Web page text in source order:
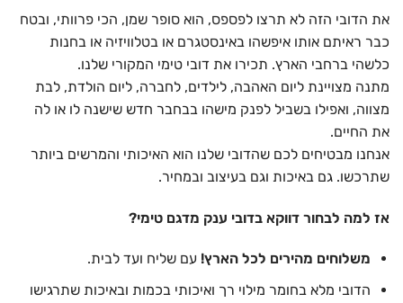
המקורי
היה:
₪350.00.
הוא:
₪229.90.
את הדובי הזה לא תרצו לפספס, הוא סופר שמן, הכי פרוותי, ובטח
כבר ראיתם אותו איפשהו באינסטגרם או בטלוויזיה או בחנות
כלשהי ברחבי הארץ. תכירו את דובי טימי המקורי שלנו.
מתנה מצויינת ליום האהבה, לילדים, לחברה, ליום הולדת, לבת
מצווה, ואפילו בשביל לפנק מישהו בבחבר חדש שישנה לו או לה
את החיים.
אנחנו מבטיחים לכם שהדובי שלנו הוא האיכותי והמרשים ביותר
שתרכשו. גם באיכות וגם בעיצוב ובמחיר.
אז למה לבחור דווקא בדובי ענק מדגם טימי?
משלוחים מהירים לכל הארץ! עם שליח ועד לבית.
הדובי מלא בחומר מילוי רך ואיכותי בכמות ובאיכות שתרגישו